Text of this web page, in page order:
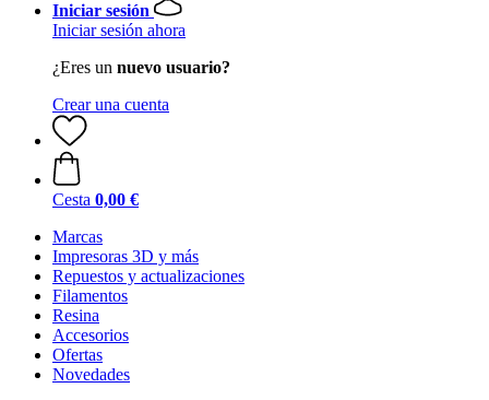
Iniciar sesión
Iniciar sesión ahora
¿Eres un nuevo usuario?
Crear una cuenta
Cesta 0,00 €
Marcas
Impresoras 3D y más
Repuestos y actualizaciones
Filamentos
Resina
Accesorios
Ofertas
Novedades